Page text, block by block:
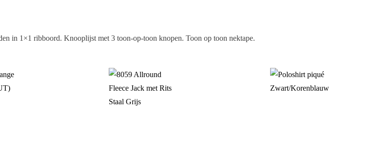
in 1×1 ribboord. Knooplijst met 3 toon-op-toon knopen. Toon op toon nektape.